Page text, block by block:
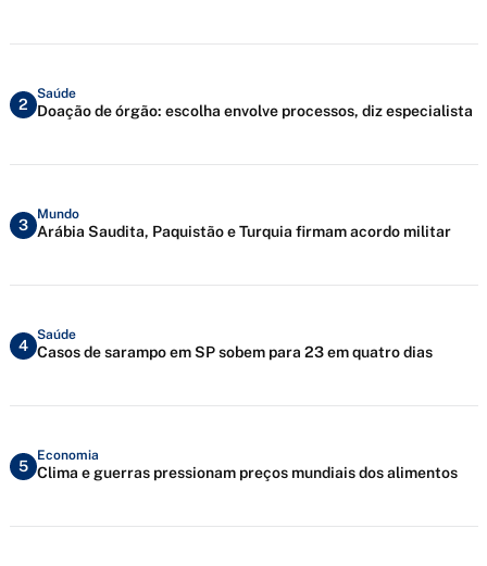
2
Saúde
Doação de órgão: escolha envolve processos, diz especialista
3
Mundo
Arábia Saudita, Paquistão e Turquia firmam acordo militar
4
Saúde
Casos de sarampo em SP sobem para 23 em quatro dias
5
Economia
Clima e guerras pressionam preços mundiais dos alimentos